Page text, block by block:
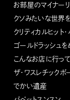
お部屋のマイナー
クソみたいな世界
クリティカルヒット
ゴールドラッシュ
こんなお店に行っ
ザ・ワスレチックボ
でかい遺産